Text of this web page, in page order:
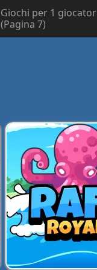
Giochi per 1
(Pagina 7)